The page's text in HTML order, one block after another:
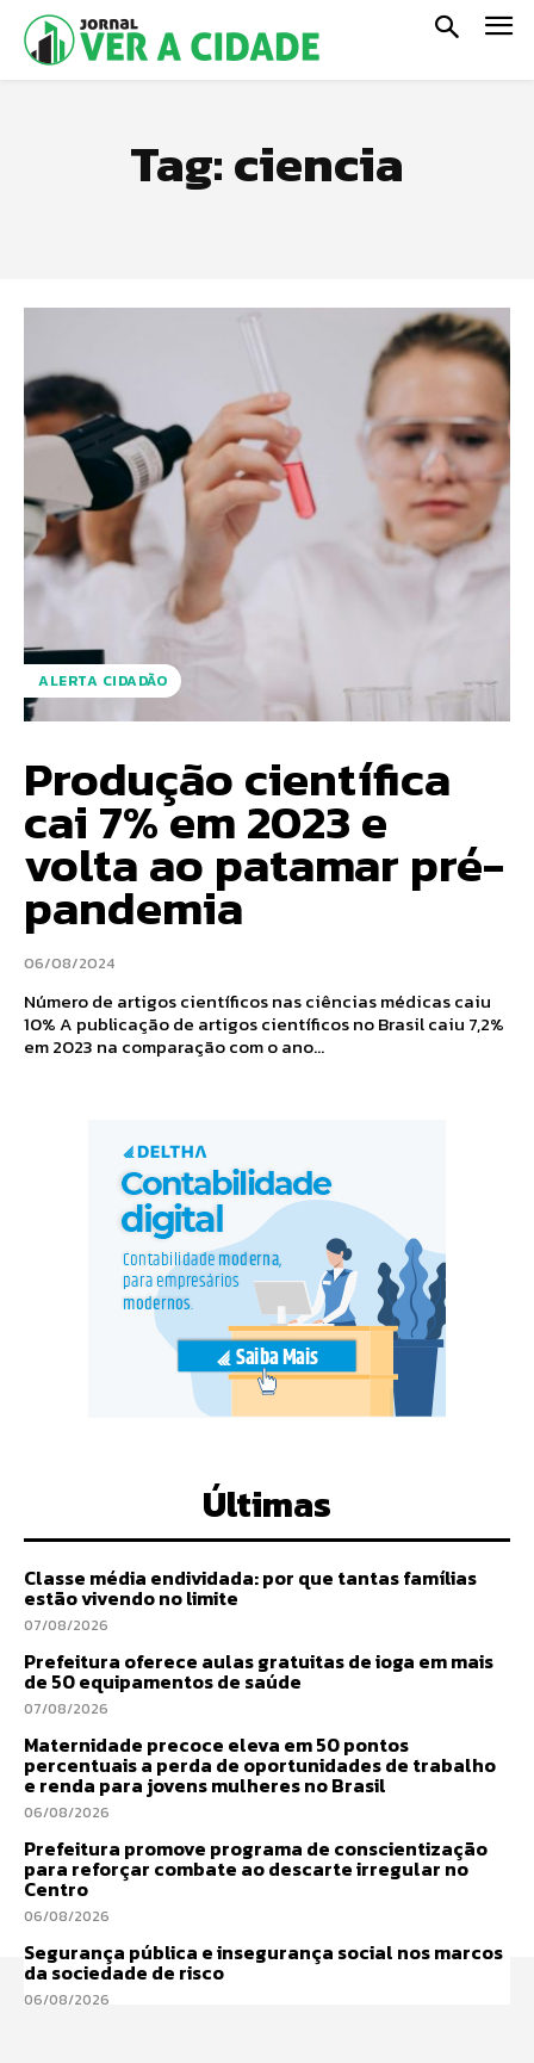
Tag:ciencia
ALERTA CIDADÃO
Produção científica
cai 7% em 2023 e
volta ao patamar pré-
pandemia
06/08/2024
Número de artigos científicos nas ciências médicas caiu
10% A publicação de artigos científicos no Brasil caiu 7,2%
em 2023 na comparação com o ano...
Últimas
Classe média endividada: por que tantas famílias
estão vivendo no limite
07/08/2026
Prefeitura oferece aulas gratuitas de ioga em mais
de 50 equipamentos de saúde
07/08/2026
Maternidade precoce eleva em 50 pontos
percentuais a perda de oportunidades de trabalho
e renda para jovens mulheres no Brasil
06/08/2026
Prefeitura promove programa de conscientização
para reforçar combate ao descarte irregular no
Centro
06/08/2026
Segurança pública e insegurança social nos marcos
da sociedade de risco
06/08/2026